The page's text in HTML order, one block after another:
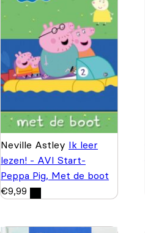
Neville Astley Ik leer
lezen! - AVI Start-
Peppa Pig, Met de boot
€9,99